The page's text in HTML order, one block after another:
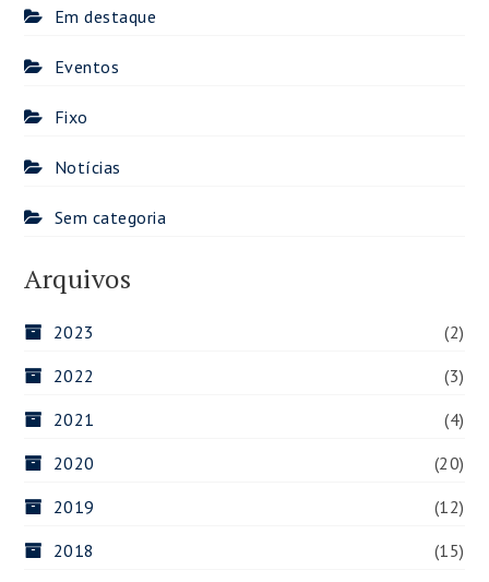
Em destaque
Eventos
Fixo
Notícias
Sem categoria
Arquivos
2023
(2)
2022
(3)
2021
(4)
2020
(20)
2019
(12)
2018
(15)